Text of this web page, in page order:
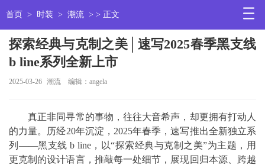
首页 > 时装 > 潮流 > > 正文
探索经典与克制之美│速写2025春季黑支线
b line系列全新上市
2025-03-26 潮流 编辑：angela
真正非同寻常的事物，往往大音希声，却更拥有打动人
的力量。历经20年沉淀，2025年春季，速写推出全新独立系
列——黑支线 b line，以“探索经典与克制之美”为主题，用
更克制的设计语言，推敲每一处细节，展现回归本源、跨越